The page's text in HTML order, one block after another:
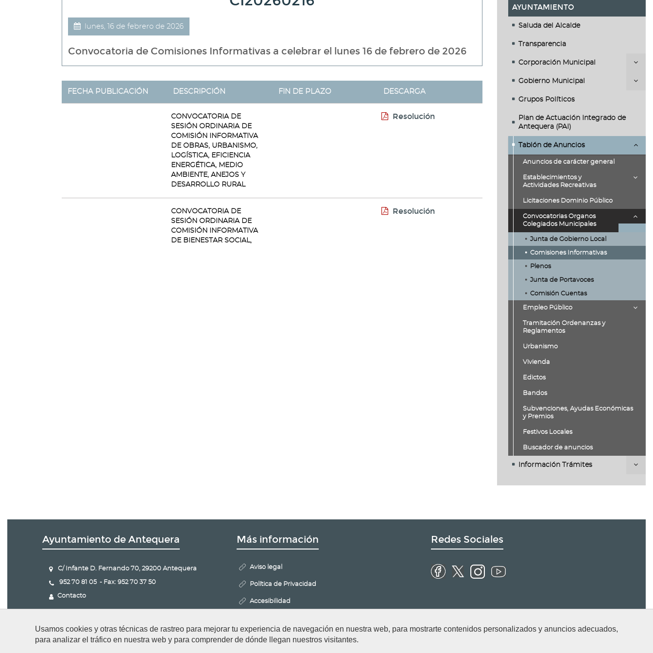
Usamos cookies y otras técnicas de rastreo para mejorar tu experiencia de navegación en nuestra web, para mostrarte contenidos personalizados y anuncios adecuados,
para analizar el tráfico en nuestra web y para comprender de dónde llegan nuestros visitantes.
lunes, 16 de febrero de 2026
Convocatoria de Comisiones Informativas a celebrar el lunes 16 de febrero de 2026
FECHA PUBLICACIÓN DESCRIPCIÓN FIN DE PLAZO DESCARGA
CONVOCATORIA DE
SESIÓN ORDINARIA DE
COMISIÓN INFORMATIVA
DE OBRAS, URBANISMO,
LOGÍSTICA, EFICIENCIA
ENERGÉTICA, MEDIO
AMBIENTE, ANEJOS Y
DESARROLLO RURAL
Resolución
CONVOCATORIA DE
SESIÓN ORDINARIA DE
COMISIÓN INFORMATIVA
DE BIENESTAR SOCIAL,
Resolución
AYUNTAMIENTO
Saluda del Alcalde
Transparencia
Corporación Municipal
Gobierno Municipal
Grupos Políticos
Plan de Actuación Integrado de
Antequera (PAI)
Tablón de Anuncios
Anuncios de carácter general
Establecimientos y
Actividades Recreativas
Licitaciones Dominio Público
Convocatorias Organos
Colegiados Municipales
Junta de Gobierno Local
Comisiones Informativas
Plenos
Junta de Portavoces
Comisión Cuentas
Empleo Público
Tramitación Ordenanzas y
Reglamentos
Urbanismo
Vivienda
Edictos
Bandos
Subvenciones, Ayudas Económicas
y Premios
Festivos Locales
Buscador de anuncios
Información Trámites
Ayuntamiento de Antequera
C/ Infante D. Fernando 70, 29200 Antequera
952 70 81 05 - Fax: 952 70 37 50
Contacto
Más información
Aviso legal
Política de Privacidad
Accesibilidad
Politica de Cookies
Redes Sociales